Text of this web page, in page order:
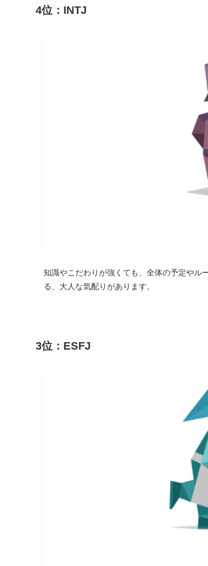
4位：INTJ
知識やこだわりが強くても、全体の予定やル
る、大人な気配りがあります。
3位：ESFJ